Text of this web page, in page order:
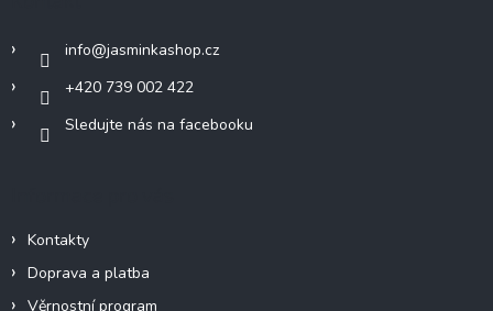
info@jasminkashop.cz
+420 739 002 422
Sledujte nás na facebooku
Kontakty
Doprava a platba
Věrnostní program